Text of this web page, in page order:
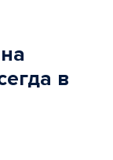
на
в